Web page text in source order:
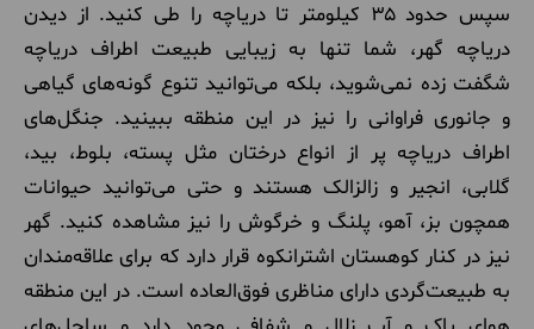
سپس حدود ۳۵ کیلومتر تا دریاچه را طی کنید. از دیدن
دریاچه گهر، شما تنها به زیبایی طبیعت اطراف دریاچه
شگفت زده نمی‌شوید، بلکه می‌توانید تنوع گونه‌های گیاهی
و جانوری فراوانی را نیز در این منطقه ببینید. جنگل‌های
اطراف دریاچه پر از انواع درختان مثل پسته، بلوط، بید،
گلابی، انجیر و زالزالک هستند و حتی می‌توانید حیوانات
همچون بز، آهو، پلنگ و خرگوش را نیز مشاهده کنید. گهر
نیز در کنار کوهستان اشترانکوه قرار دارد که برای علاقه‌مندان
به طبیعت‌گردی دارای مناظری فوق‌العاده است. در این منطقه